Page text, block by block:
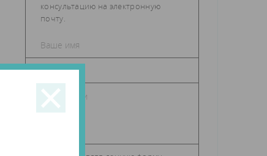
консультацию на электронную
почту.